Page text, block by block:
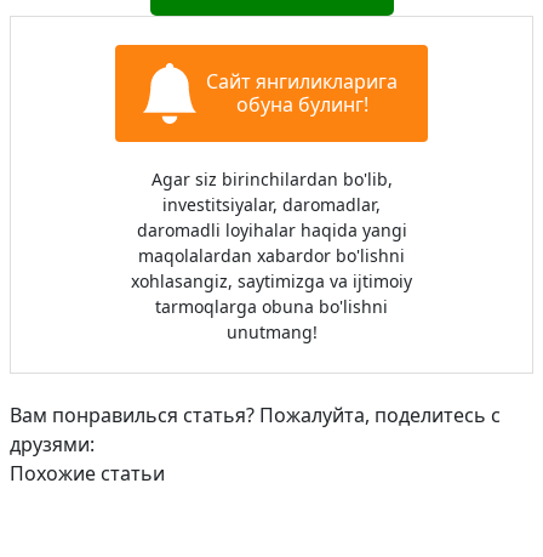
Сайт янгиликларига
обуна булинг!
Agar siz birinchilardan bo'lib,
investitsiyalar, daromadlar,
daromadli loyihalar haqida yangi
maqolalardan xabardor bo'lishni
xohlasangiz, saytimizga va ijtimoiy
tarmoqlarga obuna bo'lishni
unutmang!
Вам понравилься статья? Пожалуйта, поделитесь с
друзями:
Похожие статьи